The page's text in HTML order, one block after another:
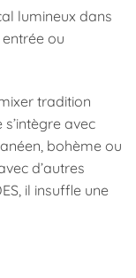
lumineux dans
entrée ou
tradition
avec
bohème ou
d’autres
il insuffle une